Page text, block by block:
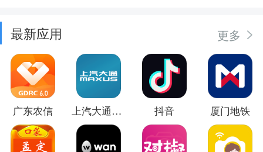
最新应用 更多
广东农信 上汽大通MAXUS 抖音 厦门地铁